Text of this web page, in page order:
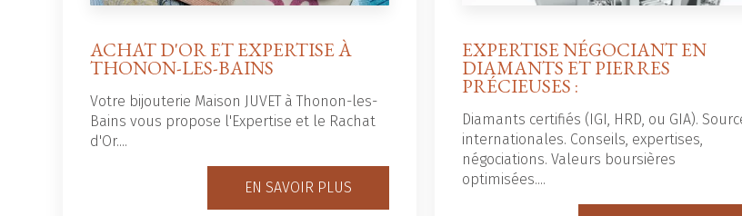
ACHAT D'OR ET EXPERTISE À
THONON-LES-BAINS
Votre bijouterie Maison JUVET à Thonon-les-
Bains vous propose l'Expertise et le Rachat
d'Or....
EN SAVOIR PLUS
EXPERTISE NÉGOCIANT EN
DIAMANTS ET PIERRES
PRÉCIEUSES :
Diamants certifiés (IGI, HRD, ou GIA).
internationales. Conseils, expertises,
négociations. Valeurs boursières
optimisées....